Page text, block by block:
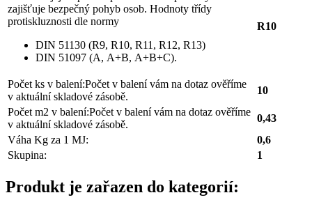
zajišťuje bezpečný pohyb osob. Hodnoty třídy
protiskluznosti dle normy
DIN 51130 (R9, R10, R11, R12, R13)
DIN 51097 (A, A+B, A+B+C).
R10
Počet ks v balení:Počet v balení vám na dotaz ověříme
v aktuální skladové zásobě.
10
Počet m2 v balení:Počet v balení vám na dotaz ověříme
v aktuální skladové zásobě.
0,43
Váha Kg za 1 MJ:
0,6
Skupina:
1
Produkt je zařazen do kategorií: